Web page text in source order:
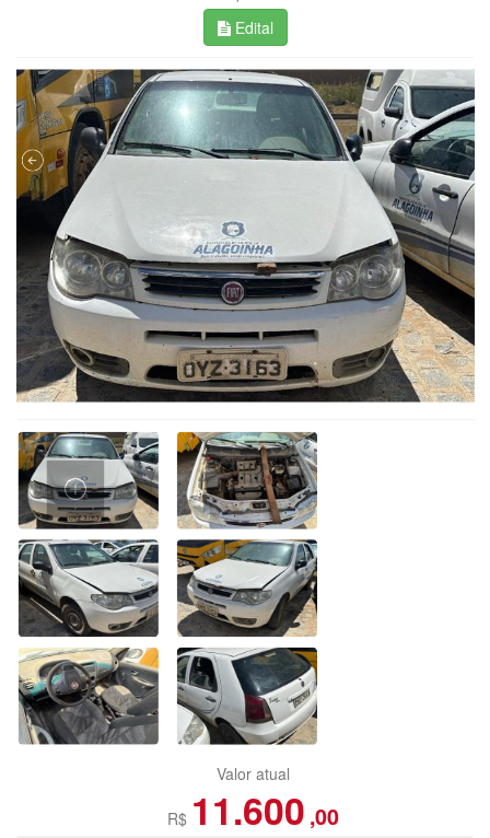
Edital
Valor atual
R$ 11.600 ,00